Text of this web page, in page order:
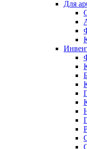
Для